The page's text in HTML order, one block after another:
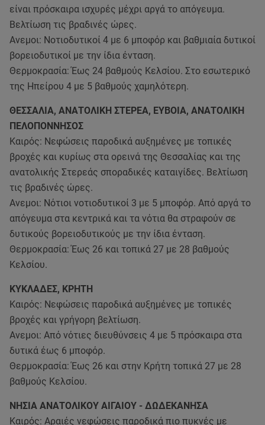
είναι πρόσκαιρα ισχυρές μέχρι αργά το απόγευμα.
Βελτίωση τις βραδινές ώρες.
Ανεμοι: Νοτιοδυτικοί 4 με 6 μποφόρ και βαθμιαία δυτικοί
βορειοδυτικοί με την ίδια ένταση.
Θερμοκρασία: Έως 24 βαθμούς Κελσίου. Στο εσωτερικό
της Ηπείρου 4 με 5 βαθμούς χαμηλότερη.
ΘΕΣΣΑΛΙΑ, ΑΝΑΤΟΛΙΚΗ ΣΤΕΡΕΑ, ΕΥΒΟΙΑ, ΑΝΑΤΟΛΙΚΗ
ΠΕΛΟΠΟΝΝΗΣΟΣ
Καιρός: Νεφώσεις παροδικά αυξημένες με τοπικές
βροχές και κυρίως στα ορεινά της Θεσσαλίας και της
ανατολικής Στερεάς σποραδικές καταιγίδες. Βελτίωση
τις βραδινές ώρες.
Ανεμοι: Νότιοι νοτιοδυτικοί 3 με 5 μποφόρ. Από αργά το
απόγευμα στα κεντρικά και τα νότια θα στραφούν σε
δυτικούς βορειοδυτικούς με την ίδια ένταση.
Θερμοκρασία: Έως 26 και τοπικά 27 με 28 βαθμούς
Κελσίου.
ΚΥΚΛΑΔΕΣ, ΚΡΗΤΗ
Καιρός: Νεφώσεις παροδικά αυξημένες με τοπικές
βροχές και γρήγορη βελτίωση.
Ανεμοι: Από νότιες διευθύνσεις 4 με 5 πρόσκαιρα στα
δυτικά έως 6 μποφόρ.
Θερμοκρασία: Έως 26 και στην Κρήτη τοπικά 27 με 28
βαθμούς Κελσίου.
ΝΗΣΙΑ ΑΝΑΤΟΛΙΚΟΥ ΑΙΓΑΙΟΥ - ΔΩΔΕΚΑΝΗΣΑ
Καιρός: Αραιές νεφώσεις παροδικά πιο πυκνές με